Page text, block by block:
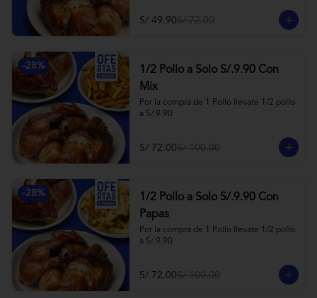
S/ 49.90S/ 72.00
-28%
1/2 Pollo a Solo S/.9.90 Con
Mix
Por la compra de 1 Pollo llevate 1/2 pollo
a S/.9.90
S/ 72.00S/ 100.00
-28%
1/2 Pollo a Solo S/.9.90 Con
Papas
Por la compra de 1 Pollo llevate 1/2 pollo
a S/.9.90
S/ 72.00S/ 100.00